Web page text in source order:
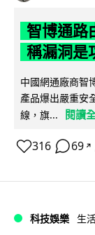
智博通路
稱漏洞是
中國網通廠商智
產品爆出嚴重安
線，旗...
閱讀
316 69 ↗
科技娛樂 生